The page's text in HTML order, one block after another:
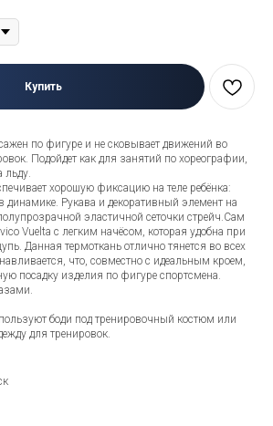
Купить
по фигуре и не сковывает движений во
Подойдет как для занятий по хореографии,
льду.
хорошую фиксацию на теле ребёнка:
динамике. Рукава и декоративный элемент на
эластичной сеточки стрейч.Сам
Vuelta с легким начёсом, которая удобна при
Данная термоткань отлично тянется во всех
что, совместно с идеальным кроем,
посадку изделия по фигуре спортсмена.
боди под тренировочный костюм или
для тренировок.